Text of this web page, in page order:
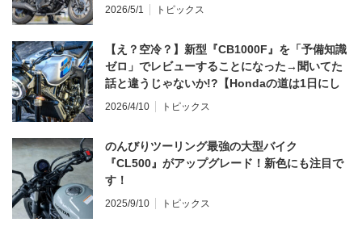
2026/5/1 トピックス
【え？空冷？】新型『CB1000F』を「予備知識
ゼロ」でレビューすることになった→聞いてた
話と違うじゃないか!?【Hondaの道は1日にし
てならず／CB1000F ①第一印象 編】
2026/4/10 トピックス
のんびりツーリング最強の大型バイク
『CL500』がアップグレード！新色にも注目で
す！
2025/9/10 トピックス